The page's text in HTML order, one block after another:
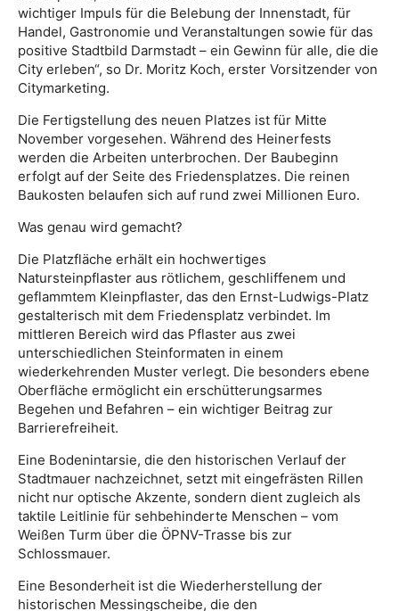
wichtiger Impuls für die Belebung der Innenstadt, für
Handel, Gastronomie und Veranstaltungen sowie für das
positive Stadtbild Darmstadt – ein Gewinn für alle, die die
City erleben“, so Dr. Moritz Koch, erster Vorsitzender von
Citymarketing.
Die Fertigstellung des neuen Platzes ist für Mitte
November vorgesehen. Während des Heinerfests
werden die Arbeiten unterbrochen. Der Baubeginn
erfolgt auf der Seite des Friedensplatzes. Die reinen
Baukosten belaufen sich auf rund zwei Millionen Euro.
Was genau wird gemacht?
Die Platzfläche erhält ein hochwertiges
Natursteinpflaster aus rötlichem, geschliffenem und
geflammtem Kleinpflaster, das den Ernst-Ludwigs-Platz
gestalterisch mit dem Friedensplatz verbindet. Im
mittleren Bereich wird das Pflaster aus zwei
unterschiedlichen Steinformaten in einem
wiederkehrenden Muster verlegt. Die besonders ebene
Oberfläche ermöglicht ein erschütterungsarmes
Begehen und Befahren – ein wichtiger Beitrag zur
Barrierefreiheit.
Eine Bodenintarsie, die den historischen Verlauf der
Stadtmauer nachzeichnet, setzt mit eingefrästen Rillen
nicht nur optische Akzente, sondern dient zugleich als
taktile Leitlinie für sehbehinderte Menschen – vom
Weißen Turm über die ÖPNV-Trasse bis zur
Schlossmauer.
Eine Besonderheit ist die Wiederherstellung der
historischen Messingscheibe, die den